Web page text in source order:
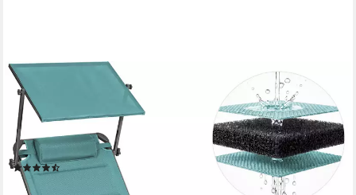
HOMECALL
Gartenliege Sonnenliege AluLiege Liegestuhl Strandliege Liegen
wetterfest, klappbar, Textilene Mit Dickemschnelltrocknende
Schaumstoffpolsterung, Verstellbare Rückenlehne,
Sonnenblende, Kopfpolster, bis 180KG
(111)
99,99 € 229,99 €